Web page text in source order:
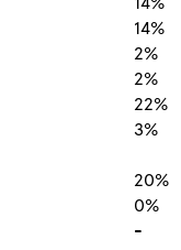
14%
2%
2%
22%
3%
20%
0%
-